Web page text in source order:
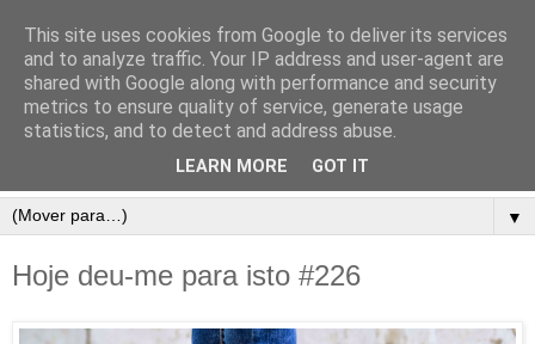
▼
Hoje deu-me para isto #226
This site uses cookies from Google to deliver its services
and to analyze traffic. Your IP address and user-agent are
shared with Google along with performance and security
metrics to ensure quality of service, generate usage
statistics, and to detect and address abuse.
LEARN MORE GOT IT